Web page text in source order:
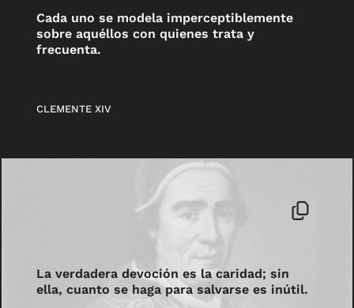
Cada uno se modela imperceptiblemente
sobre aquéllos con quienes trata y
frecuenta.
CLEMENTE XIV
La verdadera devoción es la caridad; sin
ella, cuanto se haga para salvarse es inútil.